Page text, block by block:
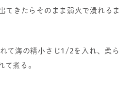
てきたらそのまま弱火で潰れるま
て海の精小さじ1/2を入れ、柔ら
て煮る。